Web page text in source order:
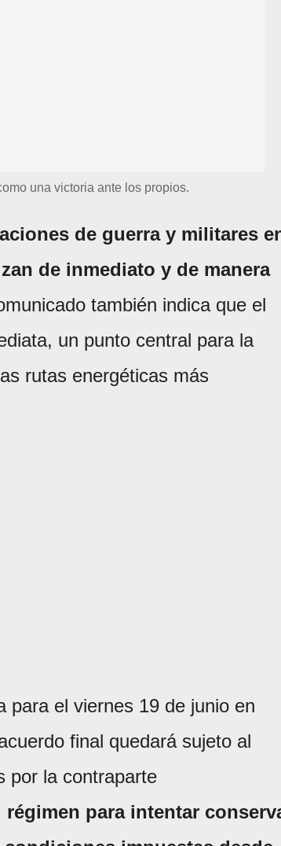
una victoria ante los propios.
de guerra y militares
de inmediato y de manera
también indica que el
un punto central para la
rutas energéticas más
para el viernes 19 de junio en
final quedará sujeto al
por la contraparte
para intentar